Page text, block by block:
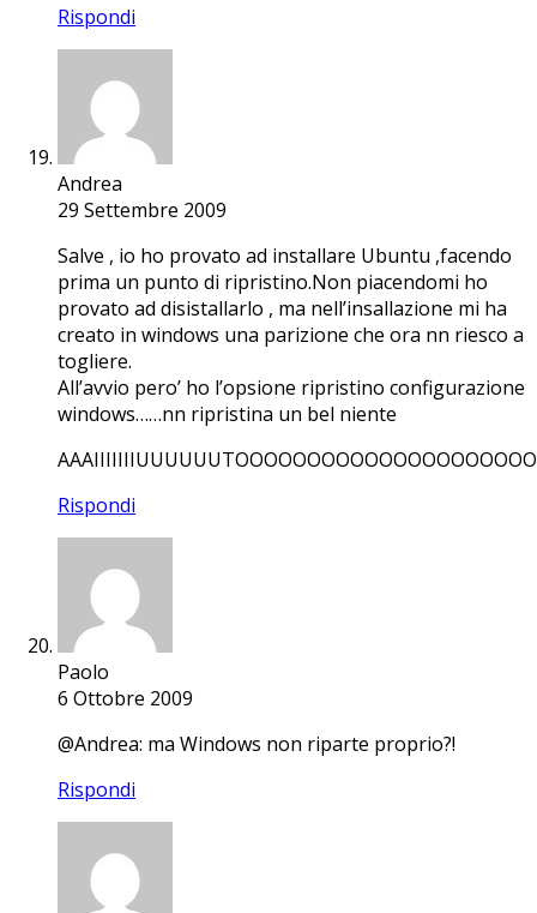
Rispondi
Andrea
29 Settembre 2009
Salve , io ho provato ad installare Ubuntu ,facendo
prima un punto di ripristino.Non piacendomi ho
provato ad disistallarlo , ma nell’insallazione mi ha
creato in windows una parizione che ora nn riesco a
togliere.
All’avvio pero’ ho l’opsione ripristino configurazione
windows……nn ripristina un bel niente
Rispondi
Paolo
6 Ottobre 2009
@Andrea: ma Windows non riparte proprio?!
Rispondi